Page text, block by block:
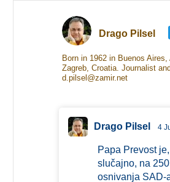
Drago Pilsel
Born in 1962 in Buenos
Zagreb, Croatia. Journalist
d.pilsel@zamir.net
Drago Pilsel 4
Papa Prevost
slučajno, na
osnivanja SAD-